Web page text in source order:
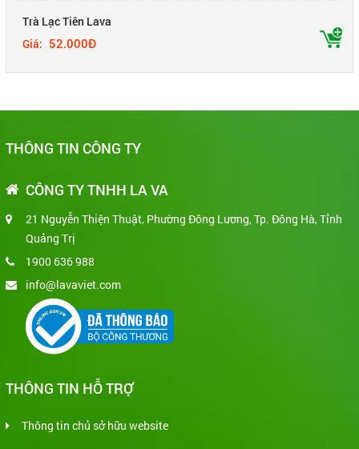
Trà Lạc Tiên Lava
Giá: 52.000Đ
THÔNG TIN CÔNG TY
CÔNG TY TNHH LA VA
21 Nguyễn Thiện Thuật, Phường Đông Lương, Tp. Đông Hà, Tỉnh
Quảng Trị
1900 636 988
info@lavaviet.com
THÔNG TIN HỖ TRỢ
Thông tin chủ sở hữu website